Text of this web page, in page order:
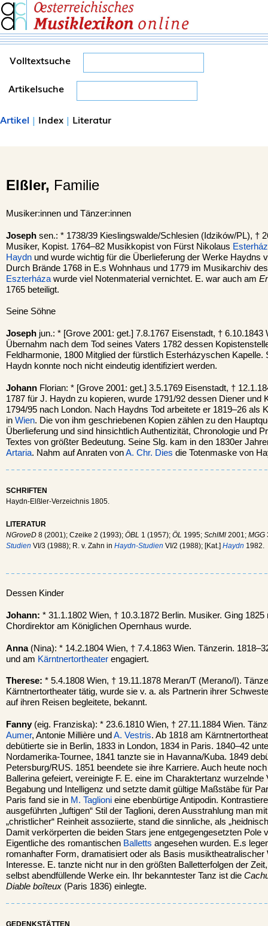
Volltextsuche
Artikelsuche
Artikel | Index | Literatur
Elßler, Familie
Musiker:innen und Tänzer:innen
Joseph sen.: * 1738/39 Kieslingswalde/Schlesien (Idzików/PL), †
Musiker, Kopist. 1764–82 Musikkopist von Fürst Nikolaus
Haydn und wurde wichtig für die Überlieferung der Werke Haydns
Durch Brände 1768 in E.s Wohnhaus und 1779 im Musikarchiv
Eszterháza wurde viel Notenmaterial vernichtet. E. war auch am
1765 beteiligt.
Seine Söhne
Joseph jun.: * [Grove 2001: get.] 7.8.1767 Eisenstadt, † 6.10.1843
Übernahm nach dem Tod seines Vaters 1782 dessen
Feldharmonie, 1800 Mitglied der fürstlich Esterházyschen Kapelle.
Haydn konnte noch nicht eindeutig identifiziert werden.
Johann Florian: * [Grove 2001: get.] 3.5.1769 Eisenstadt, †
1787 für J. Haydn zu kopieren, wurde 1791/92 dessen Diener und
1794/95 nach London. Nach Haydns Tod arbeitete er 1819–26 als
in Wien. Die von ihm geschriebenen Kopien zählen zu den
Überlieferung und sind hinsichtlich Authentizität, Chronologie und
Textes von größter Bedeutung. Seine Slg. kam in den 1830er
Artaria. Nahm auf Anraten vonA. Chr. Dies die Totenmaske von
SCHRIFTEN
Haydn-Elßler-Verzeichnis 1805.
LITERATUR
NGroveD 8 (2001); Czeike 2 (1993); ÖBL 1 (1957); ÖL 1995; SchlMl 2001; MGG
Studien VI/3 (1988); R. v. Zahn in Haydn-Studien VI/2 (1988); [Kat.] Haydn 1982.
Dessen Kinder
Johann: * 31.1.1802 Wien, † 10.3.1872 Berlin. Musiker. Ging
Chordirektor am Königlichen Opernhaus wurde.
Anna(Nina): * 14.2.1804 Wien, † 7.4.1863 Wien. Tänzerin.
und am Kärntnertortheater engagiert.
Therese: * 5.4.1808 Wien, † 19.11.1878 Meran/T (Merano/I).
Kärntnertortheater tätig, wurde sie v. a. als Partnerin ihrer
auf ihren Reisen begleitete, bekannt.
Fanny(eig. Franziska): * 23.6.1810 Wien, † 27.11.1884 Wien.
Aumer, Antonie Millière und A. Vestris. Ab 1818 am
debütierte sie in Berlin, 1833 in London, 1834 in Paris. 1840–42
Nordamerika-Tournee, 1841 tanzte sie in Havanna/Kuba. 1849
Petersburg/RUS. 1851 beendete sie ihre Karriere. Auch heute
Ballerina gefeiert, vereinigte F. E. eine im Charaktertanz
Begabung und Intelligenz und setzte damit gültige Maßstäbe für
Paris fand sie in M. Taglioni eine ebenbürtige Antipodin.
ausgeführten „luftigen“ Stil der Taglioni, deren Ausstrahlung man
„christlicher“ Reinheit assoziierte, stand die sinnliche, als
Damit verkörperten die beiden Stars jene entgegengesetzten Pole
Eigentliche des romantischen Balletts angesehen wurden. E.s
romanhafter Form, dramatisiert oder als Basis
Interesse. E. tanzte nicht nur in den größten Balletterfolgen der
selbst abendfüllende Werke ein. Ihr bekanntester Tanz ist die
Diable boîteux (Paris 1836) einlegte.
GEDENKSTÄTTEN